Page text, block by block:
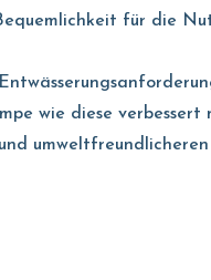
für die
wie diese verbessert